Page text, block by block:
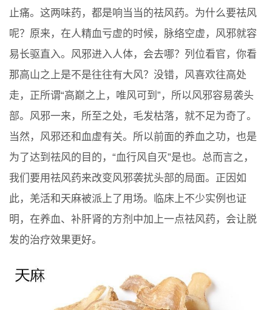
止痛。这两味药，都是响当当的祛风药。为什么要祛风
呢？原来，在人精血亏虚的时候，脉络空虚，风邪就容
易长驱直入。风邪进入人体，会去哪？列位看官，你看
那高山之上是不是往往有大风？没错，风喜欢往高处
走，正所谓“高巅之上，唯风可到”，所以风邪容易袭头
部。风邪一来，所至之处，毛发枯落，就不足为奇了。
当然，风邪还和血虚有关。所以前面的养血之功，也是
为了达到祛风的目的，“血行风自灭”是也。总而言之，
我们要用祛风药来改变风邪袭扰头部的局面。正因如
此，羌活和天麻被派上了用场。临床上不少实例也证
明，在养血、补肝肾的方剂中加上一点祛风药，会让脱
发的治疗效果更好。